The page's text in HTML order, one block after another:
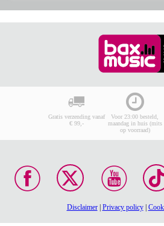
Gratis verzending vanaf
€ 99,-
Voor 23:00 besteld,
maandag in huis (mits
op voorraad)
Disclaimer| Privacy policy|